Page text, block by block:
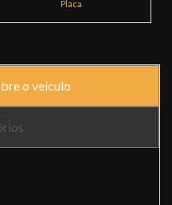
Placa
o veículo